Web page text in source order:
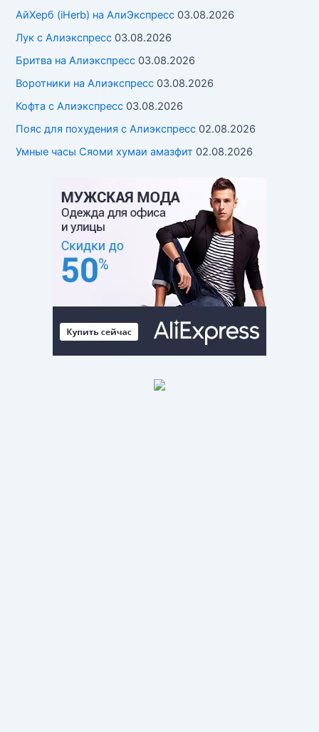
АйХерб (iHerb) на АлиЭкспресс 03.08.2026
Лук с Алиэкспресс 03.08.2026
Бритва на Алиэкспресс 03.08.2026
Воротники на Алиэкспресс 03.08.2026
Кофта с Алиэкспресс 03.08.2026
Пояс для похудения с Алиэкспресс 02.08.2026
Умные часы Cяоми хумаи амазфит 02.08.2026